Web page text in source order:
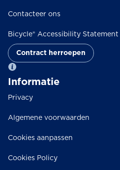
Contacteer ons
Bicycle® Accessibility Statement
Contract herroepen
Informatie
Privacy
Algemene voorwaarden
Cookies aanpassen
Cookies Policy